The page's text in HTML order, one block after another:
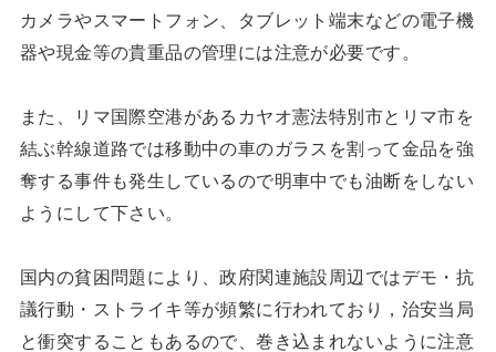
カメラやスマートフォン、タブレット端末などの電子機
器や現金等の貴重品の管理には注意が必要です。
また、リマ国際空港があるカヤオ憲法特別市とリマ市を
結ぶ幹線道路では移動中の車のガラスを割って金品を強
奪する事件も発生しているので明車中でも油断をしない
ようにして下さい。
国内の貧困問題により、政府関連施設周辺ではデモ・抗
議行動・ストライキ等が頻繁に行われており，治安当局
と衝突することもあるので、巻き込まれないように注意